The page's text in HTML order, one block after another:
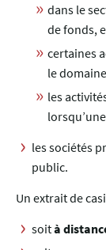
dans le
de fonds,
certaines
le
les
les sociétés
public.
Un extrait de
soità